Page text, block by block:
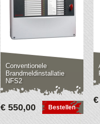
Conventionele
Brandmeldinstallatie
NFS2
€ 550,00 Bestellen